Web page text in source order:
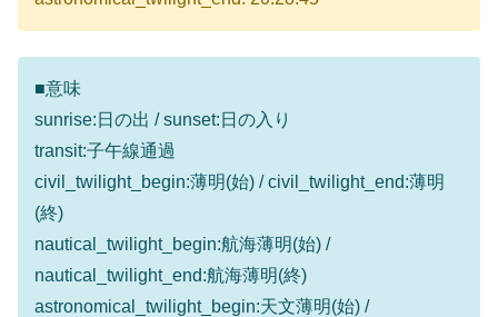
■意味
sunrise:日の出 / sunset:日の入り
transit:子午線通過
civil_twilight_begin:薄明(始) / civil_twilight_end:薄明
(終)
nautical_twilight_begin:航海薄明(始) /
nautical_twilight_end:航海薄明(終)
astronomical_twilight_begin:天文薄明(始) /